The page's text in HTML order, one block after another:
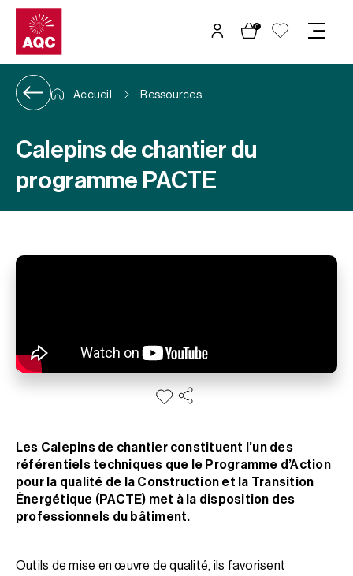
Panneau de gestion des cookies
0
Accueil Ressources
Calepins de chantier du
programme PACTE
Les Calepins de chantier constituent l’un des
référentiels techniques que le Programme d’Action
pour la qualité de la Construction et la Transition
Énergétique (PACTE) met à la disposition des
professionnels du bâtiment.
Outils de mise en œuvre de qualité, ils favorisent